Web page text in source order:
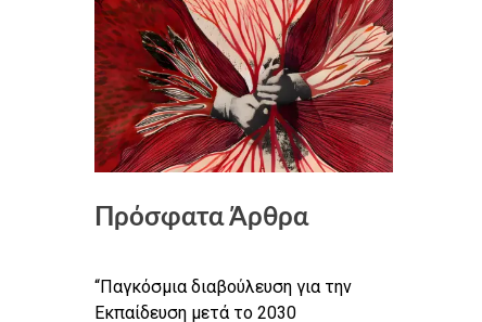
Πρόσφατα Άρθρα
“Παγκόσμια διαβούλευση για την
Εκπαίδευση μετά το 2030